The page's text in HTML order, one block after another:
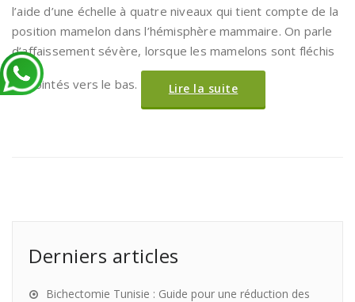
l’aide d’une échelle à quatre niveaux qui tient compte de la
position mamelon dans l’hémisphère mammaire. On parle
d’affaissement sévère, lorsque les mamelons sont fléchis
et pointés vers le bas. Lire la suite
Derniers articles
Bichectomie Tunisie : Guide pour une réduction des